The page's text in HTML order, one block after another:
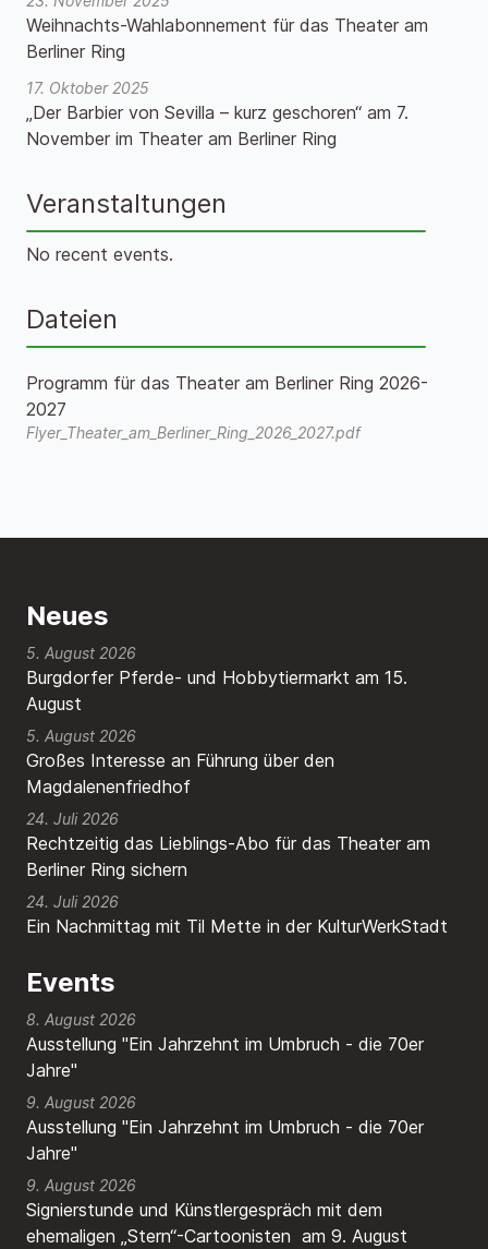
Weihnachts-Wahlabonnement für das Theater am
Berliner Ring
17. Oktober 2025
„Der Barbier von Sevilla – kurz geschoren“ am 7.
November im Theater am Berliner Ring
Veranstaltungen
No recent events.
Dateien
Programm für das Theater am Berliner Ring 2026-
2027
Flyer_Theater_am_Berliner_Ring_2026_2027.pdf
Neues
Burgdorfer Pferde- und Hobbytiermarkt am 15.
August
5. August 2026
Großes Interesse an Führung über den
Magdalenenfriedhof
5. August 2026
Rechtzeitig das Lieblings-Abo für das Theater am
Berliner Ring sichern
24. Juli 2026
Ein Nachmittag mit Til Mette in der KulturWerkStadt
24. Juli 2026
Events
8. August 2026
Ausstellung "Ein Jahrzehnt im Umbruch - die 70er
Jahre"
9. August 2026
Ausstellung "Ein Jahrzehnt im Umbruch - die 70er
Jahre"
9. August 2026
Signierstunde und Künstlergespräch mit dem
ehemaligen „Stern“-Cartoonisten am 9. August